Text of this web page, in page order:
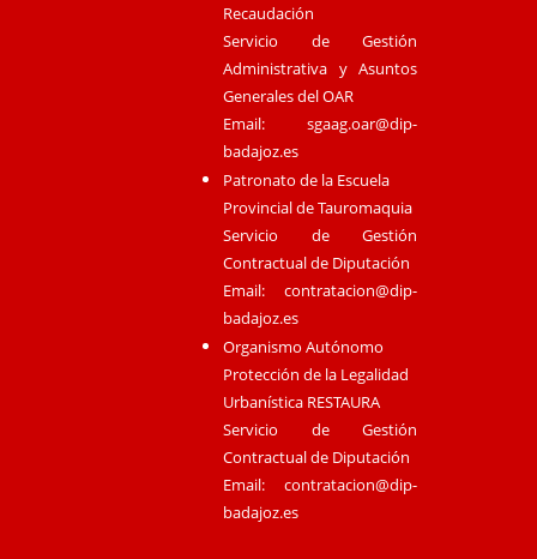
Recaudación
Servicio de Gestión
Administrativa y Asuntos
Generales del OAR
Email:sgaag.oar@dip-
badajoz.es
Patronato de la Escuela
Provincial de Tauromaquia
Servicio de Gestión
Contractual de Diputación
Email:contratacion@dip-
badajoz.es
Organismo Autónomo
Protección de la Legalidad
Urbanística RESTAURA
Servicio de Gestión
Contractual de Diputación
Email:contratacion@dip-
badajoz.es